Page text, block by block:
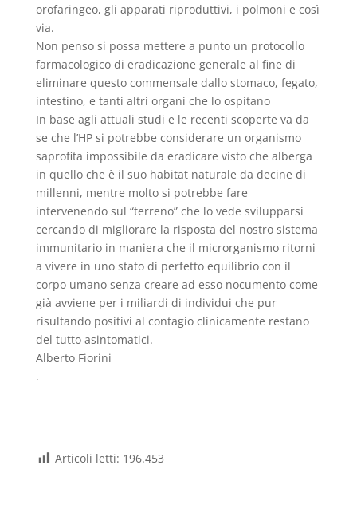
orofaringeo, gli apparati riproduttivi, i polmoni e così
via.
Non penso si possa mettere a punto un protocollo
farmacologico di eradicazione generale al fine di
eliminare questo commensale dallo stomaco, fegato,
intestino, e tanti altri organi che lo ospitano
In base agli attuali studi e le recenti scoperte va da
se che l’HP si potrebbe considerare un organismo
saprofita impossibile da eradicare visto che alberga
in quello che è il suo habitat naturale da decine di
millenni, mentre molto si potrebbe fare
intervenendo sul “terreno” che lo vede svilupparsi
cercando di migliorare la risposta del nostro sistema
immunitario in maniera che il microrganismo ritorni
a vivere in uno stato di perfetto equilibrio con il
corpo umano senza creare ad esso nocumento come
già avviene per i miliardi di individui che pur
risultando positivi al contagio clinicamente restano
del tutto asintomatici.
Alberto Fiorini
.
Articoli letti: 196.453